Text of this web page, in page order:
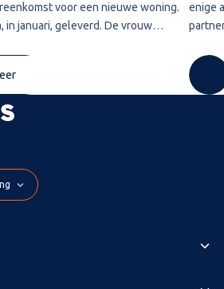
voor een nieuwe woning.
in januari, geleverd. De vrouw
enige